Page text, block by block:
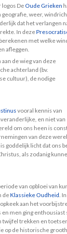
logos DeOude Grieken
geografie, weer,
dat het verlangen
In deze
met welke
afleggen.
de wieg van deze
achterland (bv.
cultuur), de nodige
vooral kennis van
en niet
om ons heen is
van deze
goddelijk licht dat ons
als zodanig
van opbloei van
deKlassieke Oudheid .
aan het
men ging
trekken en
op de historische